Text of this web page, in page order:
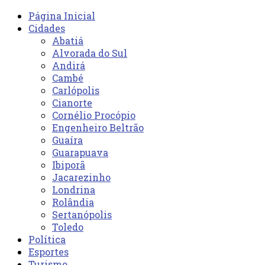
Página Inicial
Cidades
Abatiá
Alvorada do Sul
Andirá
Cambé
Carlópolis
Cianorte
Cornélio Procópio
Engenheiro Beltrão
Guaíra
Guarapuava
Ibiporã
Jacarezinho
Londrina
Rolândia
Sertanópolis
Toledo
Política
Esportes